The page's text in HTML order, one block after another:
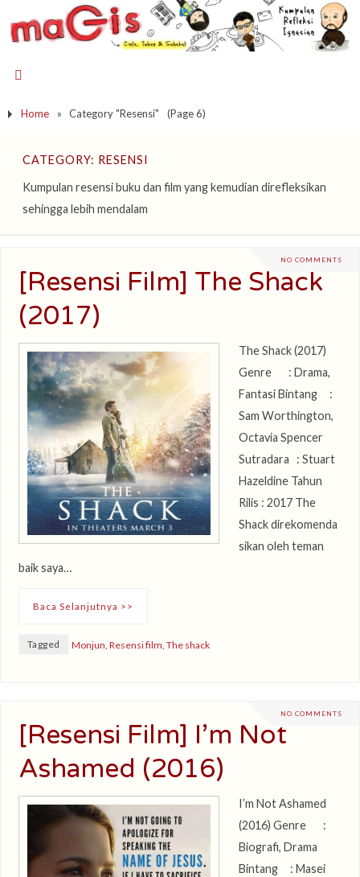
Home » Category "Resensi" (Page 6)
CATEGORY: RESENSI
Kumpulan resensi buku dan film yang kemudian direfleksikan
sehingga lebih mendalam
NO COMMENTS
[Resensi Film] The Shack
(2017)
The Shack (2017)
Genre : Drama,
Fantasi Bintang :
Sam Worthington,
Octavia Spencer
Sutradara : Stuart
Hazeldine Tahun
Rilis : 2017 The
Shack direkomenda
sikan oleh teman
baik saya…
Baca Selanjutnya >>
Tagged Monjun Resensi film The shack
NO COMMENTS
[Resensi Film] I’m Not
Ashamed (2016)
I’m Not Ashamed
(2016) Genre :
Biografi, Drama
Bintang : Masei